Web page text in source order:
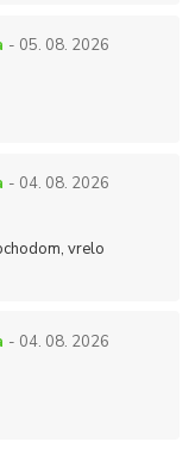
- 05. 08. 2026
- 04. 08. 2026
vrelo
- 04. 08. 2026